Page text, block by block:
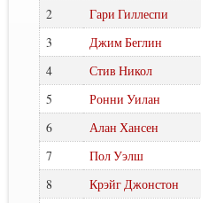
2
Гари Гиллеспи
3
Джим Беглин
4
Стив Никол
5
Ронни Уилан
6
Алан Хансен
7
Пол Уэлш
8
Крэйг Джонстон